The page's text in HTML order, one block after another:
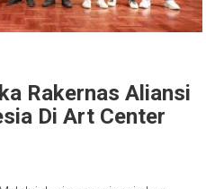
Rakernas Aliansi
Di Art Center